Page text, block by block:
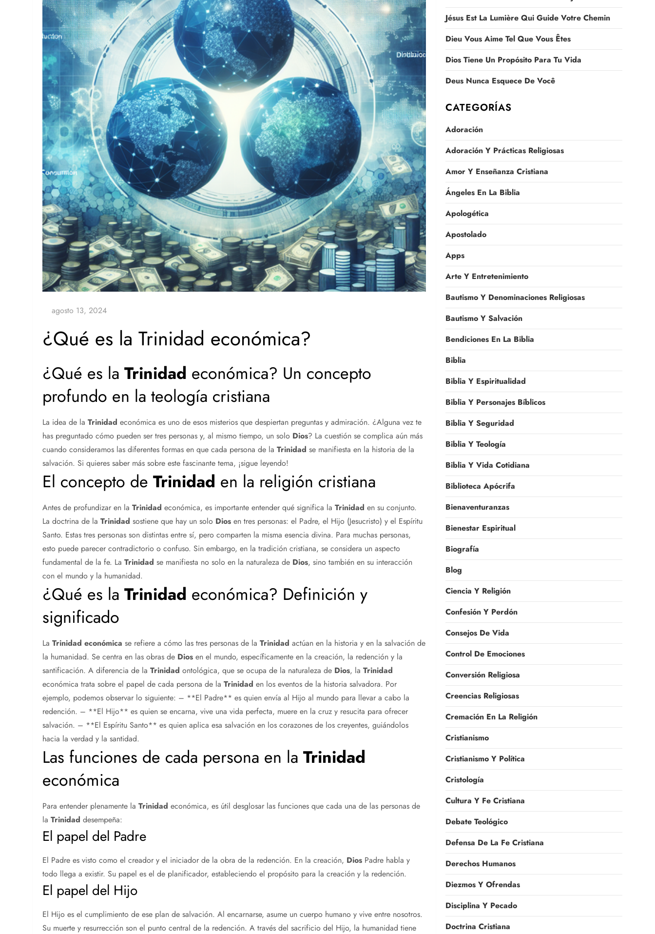
¿Qué es la Trinidad económica?
¿Qué es laTrinidad económica? Un concepto
profundo en la teología cristiana
La idea de laTrinidad económica es uno de esos misterios que despiertan preguntas y admiración. ¿Alguna vez te
has preguntado cómo pueden ser tres personas y, al mismo tiempo, un solo Dios? La cuestión se complica aún más
cuando consideramos las diferentes formas en que cada persona de laTrinidad se manifiesta en la historia de la
salvación. Si quieres saber más sobre este fascinante tema, ¡sigue leyendo!
El concepto deTrinidad en la religión cristiana
Antes de profundizar en laTrinidad económica, es importante entender qué significa laTrinidad en su conjunto.
La doctrina de laTrinidad sostiene que hay un solo Dios en tres personas: el Padre, el Hijo (Jesucristo) y el Espíritu
Santo. Estas tres personas son distintas entre sí, pero comparten la misma esencia divina. Para muchas personas,
esto puede parecer contradictorio o confuso. Sin embargo, en la tradición cristiana, se considera un aspecto
fundamental de la fe. LaTrinidad se manifiesta no solo en la naturaleza de Dios, sino también en su interacción
con el mundo y la humanidad.
¿Qué es laTrinidad económica? Definición y
significado
LaTrinidad económica se refiere a cómo las tres personas de laTrinidad actúan en la historia y en la salvación de
la humanidad. Se centra en las obras de Dios en el mundo, específicamente en la creación, la redención y la
santificación. A diferencia de laTrinidad ontológica, que se ocupa de la naturaleza de Dios, laTrinidad
económica trata sobre el papel de cada persona de laTrinidad en los eventos de la historia salvadora. Por
ejemplo, podemos observar lo siguiente: – **El Padre** es quien envía al Hijo al mundo para llevar a cabo la
redención. – **El Hijo** es quien se encarna, vive una vida perfecta, muere en la cruz y resucita para ofrecer
salvación. – **El Espíritu Santo** es quien aplica esa salvación en los corazones de los creyentes, guiándolos
hacia la verdad y la santidad.
Las funciones de cada persona en laTrinidad
económica
Para entender plenamente laTrinidad económica, es útil desglosar las funciones que cada una de las personas de
laTrinidad desempeña:
El papel del Padre
El Padre es visto como el creador y el iniciador de la obra de la redención. En la creación, Dios Padre habla y
todo llega a existir. Su papel es el de planificador, estableciendo el propósito para la creación y la redención.
El papel del Hijo
El Hijo es el cumplimiento de ese plan de salvación. Al encarnarse, asume un cuerpo humano y vive entre nosotros.
Su muerte y resurrección son el punto central de la redención. A través del sacrificio del Hijo, la humanidad tiene
Jésus Est La Lumière Qui Guide Votre Chemin
Dieu Vous Aime Tel Que Vous Êtes
Dios Tiene Un Propósito Para Tu Vida
Deus Nunca Esquece De Você
CATEGORÍAS
Adoración
Adoración Y Prácticas Religiosas
Amor Y Enseñanza Cristiana
Ángeles En La Biblia
Apologética
Apostolado
Apps
Arte Y Entretenimiento
Bautismo Y Denominaciones Religiosas
Bautismo Y Salvación
Bendiciones En La Biblia
Biblia
Biblia Y Espiritualidad
Biblia Y Personajes Bíblicos
Biblia Y Seguridad
Biblia Y Teología
Biblia Y Vida Cotidiana
Biblioteca Apócrifa
Bienaventuranzas
Bienestar Espiritual
Biografía
Blog
Ciencia Y Religión
Confesión Y Perdón
Consejos De Vida
Control De Emociones
Conversión Religiosa
Creencias Religiosas
Cremación En La Religión
Cristianismo
Cristianismo Y Política
Cristología
Cultura Y Fe Cristiana
Debate Teológico
Defensa De La Fe Cristiana
Derechos Humanos
Diezmos Y Ofrendas
Disciplina Y Pecado
Doctrina Cristiana